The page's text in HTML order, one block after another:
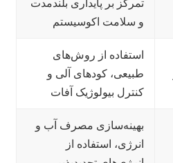
تمرکز بر پایداری بلندمدت
و سلامت اکوسیستم
استفاده از روش‌های
طبیعی، کودهای آلی و
کنترل بیولوژیک آفات
بهینه‌سازی مصرف آب و
انرژی، استفاده از